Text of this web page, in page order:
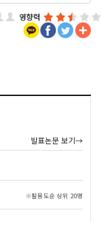
영향력
발표논문 보기→
※활용도순 상위 20명